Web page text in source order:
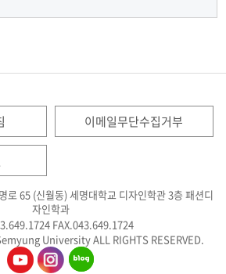
이메일무단수집거부
로 65 (신월동) 세명대학교 디자인학관 3층 패션디
자인학과
FAX.043.649.1724
University ALL RIGHTS RESERVED.